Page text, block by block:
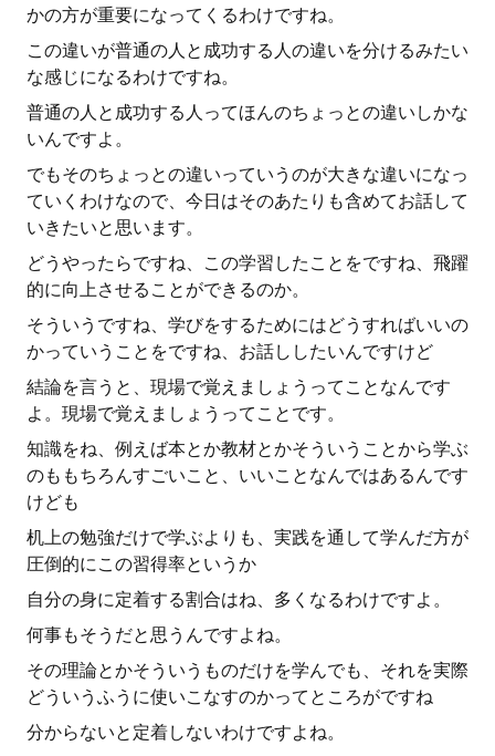
かの方が重要になってくるわけですね。
この違いが普通の人と成功する人の違いを分けるみたい
な感じになるわけですね。
普通の人と成功する人ってほんのちょっとの違いしかな
いんですよ。
でもそのちょっとの違いっていうのが大きな違いになっ
ていくわけなので、今日はそのあたりも含めてお話して
いきたいと思います。
どうやったらですね、この学習したことをですね、飛躍
的に向上させることができるのか。
そういうですね、学びをするためにはどうすればいいの
かっていうことをですね、お話ししたいんですけど
結論を言うと、現場で覚えましょうってことなんです
よ。現場で覚えましょうってことです。
知識をね、例えば本とか教材とかそういうことから学ぶ
のももちろんすごいこと、いいことなんではあるんです
けども
机上の勉強だけで学ぶよりも、実践を通して学んだ方が
圧倒的にこの習得率というか
自分の身に定着する割合はね、多くなるわけですよ。
何事もそうだと思うんですよね。
その理論とかそういうものだけを学んでも、それを実際
どういうふうに使いこなすのかってところがですね
分からないと定着しないわけですよね。